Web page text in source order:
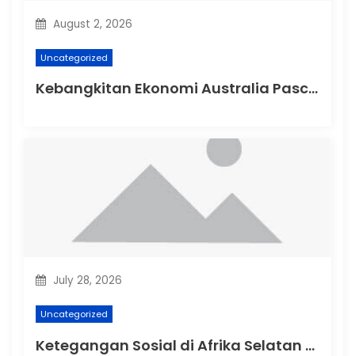
August 2, 2026
Uncategorized
Kebangkitan Ekonomi Australia Pasca-Pandemi
July 28, 2026
Uncategorized
Ketegangan Sosial di Afrika Selatan Setelah Protes Terhadap Rasisme